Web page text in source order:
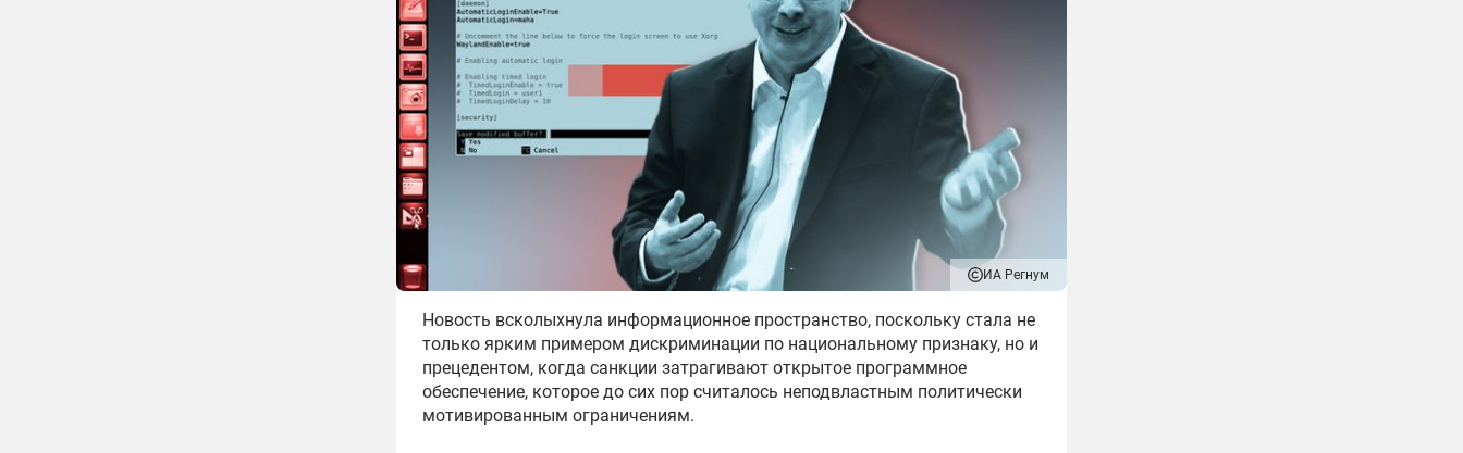
ИА Регнум
Новость всколыхнула информационное пространство, поскольку стала не
только ярким примером дискриминации по национальному признаку, но и
прецедентом, когда санкции затрагивают открытое программное
обеспечение, которое до сих пор считалось неподвластным политически
мотивированным ограничениям.